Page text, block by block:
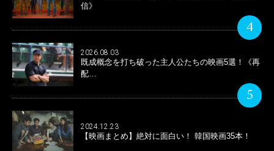
信》
4
2026.08.03
既成概念を打ち破った主人公たちの映画5選！《再
配…
5
2024.12.23
【映画まとめ】絶対に面白い！ 韓国映画35本！